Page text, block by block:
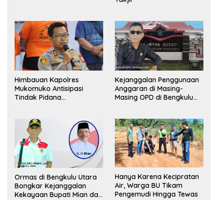
Himbauan Kapolres
Mukomuko Antisipasi
Tindak Pidana
Kejanggalan Penggunaan
Anggaran di Masing-
Masing OPD di Bengkulu
Ormas di Bengkulu Utara
Bongkar Kejanggalan
Kekayaan Bupati Mian dan
Hanya Karena Kecipratan
Air, Warga BU Tikam
Pengemudi Hingga Tewas